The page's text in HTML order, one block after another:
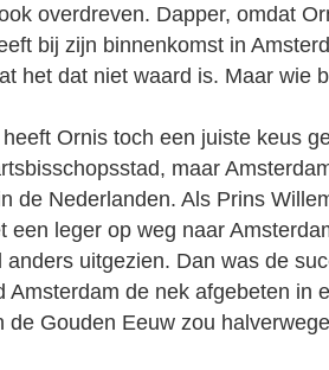
overdreven. Dapper, omdat
bij zijn binnenkomst in
het dat niet waard is. Maar wie
Ornis toch een juiste keus
maar
de Nederlanden. Als Prins
een leger op weg naar
anders uitgezien. Dan was de
Amsterdam de nek afgebeten in
de Gouden Eeuw zou